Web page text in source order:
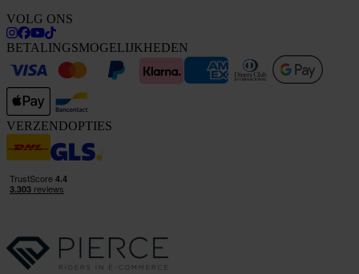
VOLG ONS
BETALINGSMOGELIJKHEDEN
VERZENDOPTIES